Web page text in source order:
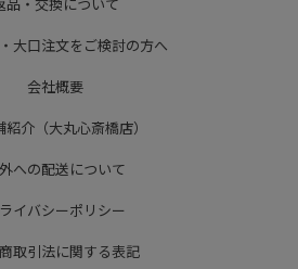
大口注文をご検討の方へ
会社概要
紹介（大丸心斎橋店）
への配送について
イバシーポリシー
取引法に関する表記